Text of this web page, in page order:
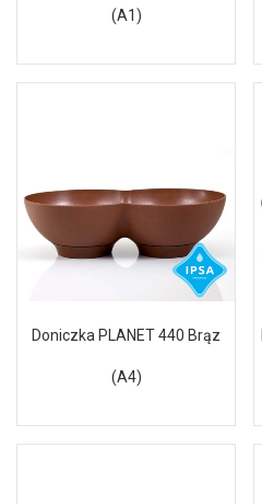
(A1)
Doniczka PLANET 440 Brąz
(A4)